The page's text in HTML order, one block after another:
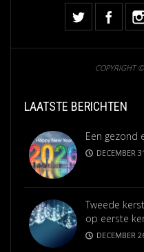
COPYRIGHT
LAATSTE BERICHTEN
Een gezond
DECEMBER
Tweede
op eerste
DECEMBER